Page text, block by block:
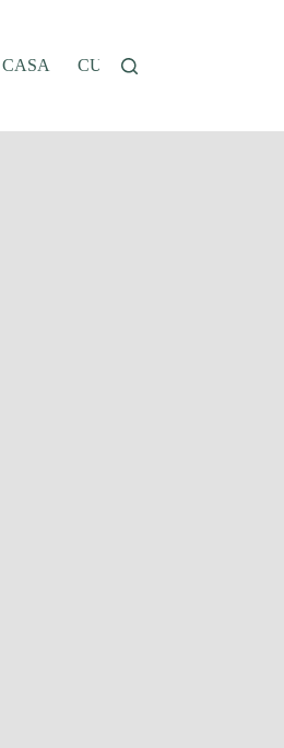
CUCINA E RICETTE